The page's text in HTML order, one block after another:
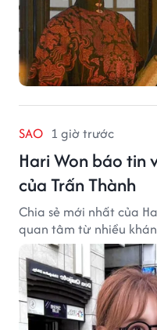
SAO 1 giờ trước
Hari Won báo tin
của Trấn Thành
Chia sẻ mới nhất của
quan tâm từ nhiều